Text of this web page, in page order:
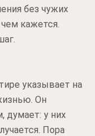
без чужих
кажется.
указывает на
Он
думает: у них
Пора